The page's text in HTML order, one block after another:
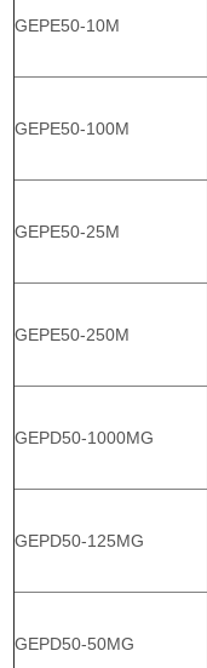
GEPE50-10M
GEPE50-100M
GEPE50-25M
GEPE50-250M
GEPD50-1000MG
GEPD50-125MG
GEPD50-50MG